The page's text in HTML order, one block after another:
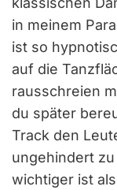
in meinem
ist so
auf die
rausschreien
du später
Track den
ungehindert
wichtiger ist